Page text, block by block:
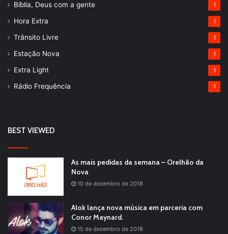
Bíblia, Deus com a gente 1
Hora Extra 1
Trânsito Livre 1
Estação Nova 1
Extra Light 1
Rádio Frequência 1
BEST VIEWED
As mais pedidas da semana – Orelhão da
Nova
10 de dezembro de 2018
Alok lança nova música em parceria com
Conor Maynard.
15 de dezembro de 2018